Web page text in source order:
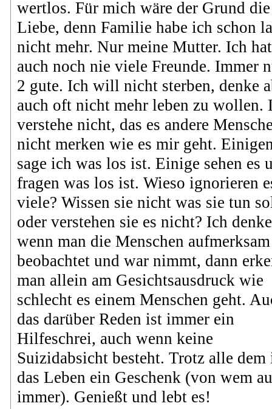
wertlos. Für mich wäre der Grund die
Liebe, denn Familie habe ich schon
nicht mehr. Nur meine Mutter. Ich
auch noch nie viele Freunde. Immer
2 gute. Ich will nicht sterben, denke
auch oft nicht mehr leben zu wollen.
verstehe nicht, das es andere
nicht merken wie es mir geht.
sage ich was los ist. Einige sehen es
fragen was los ist. Wieso ignorieren
viele? Wissen sie nicht was sie tun
oder verstehen sie es nicht? Ich denke
wenn man die Menschen aufmerksam
beobachtet und war nimmt, dann
man allein am Gesichtsausdruck wie
schlecht es einem Menschen geht.
das darüber Reden ist immer ein
Hilfeschrei, auch wenn keine
Suizidabsicht besteht. Trotz alle dem
das Leben ein Geschenk (von wem
immer). Genießt und lebt es!